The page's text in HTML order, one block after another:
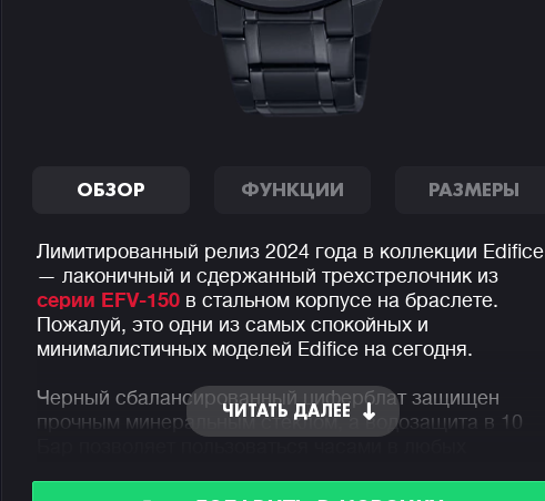
ОБЗОР ФУНКЦИИ РАЗМЕРЫ
Лимитированный релиз 2024 года в коллекции Edifice
— лаконичный и сдержанный трехстрелочник из
серии EFV-150 в стальном корпусе на браслете.
Пожалуй, это одни из самых спокойных и
минималистичных моделей Edifice на сегодня.
Черный сбалансированный циферблат защищен
прочным минеральным стеклом, а водозащита в 10
ЧИТАТЬ ДАЛЕЕ